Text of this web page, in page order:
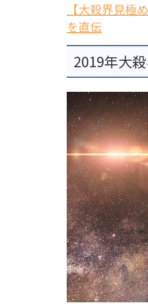
【大殺界見極
を直伝
2019年大